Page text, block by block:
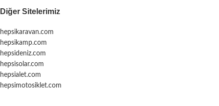
Diğer Sitelerimiz
hepsikaravan.com
hepsikamp.com
hepsideniz.com
hepsisolar.com
hepsialet.com
hepsimotosiklet.com